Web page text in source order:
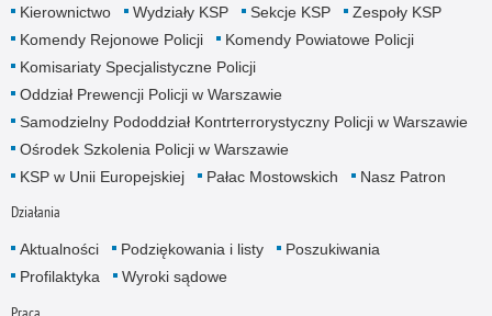
Kierownictwo Wydziały KSP Sekcje KSP
Zespoły KSP
Komendy Rejonowe Policji
Komendy Powiatowe Policji
Komisariaty Specjalistyczne Policji
Oddział Prewencji Policji w Warszawie
Samodzielny Pododdział Kontrterrorystyczny Policji w Warszawie
Ośrodek Szkolenia Policji w Warszawie
KSP w Unii Europejskiej
Pałac Mostowskich Nasz Patron
Działania
Aktualności Podziękowania i listy
Poszukiwania
Profilaktyka
Wyroki sądowe